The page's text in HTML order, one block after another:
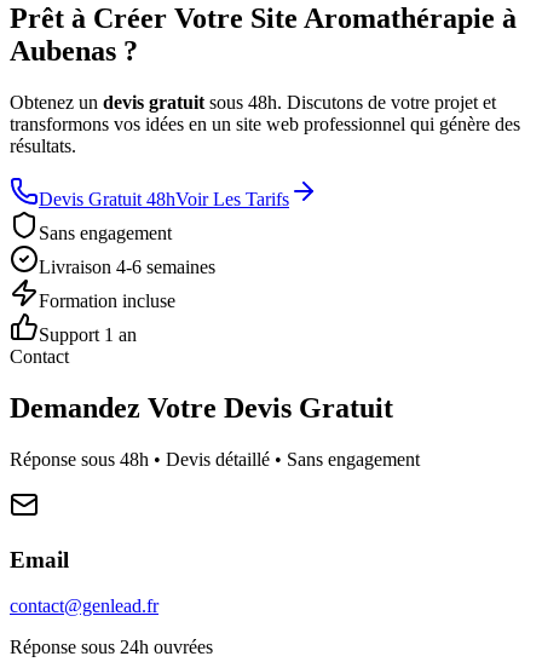
Prêt à Créer Votre Site Aromathérapie à
Aubenas ?
Obtenez un devis gratuit sous 48h. Discutons de votre projet et
transformons vos idées en un site web professionnel qui génère des
résultats.
Devis Gratuit 48hVoir Les Tarifs
Sans engagement
Livraison 4-6 semaines
Formation incluse
Support 1 an
Contact
Demandez Votre Devis Gratuit
Réponse sous 48h • Devis détaillé • Sans engagement
Email
contact@genlead.fr
Réponse sous 24h ouvrées